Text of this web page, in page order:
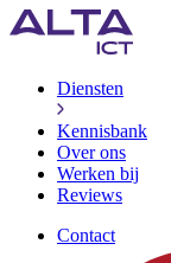
Diensten
Kennisbank
Over ons
Werken bij
Reviews
Contact